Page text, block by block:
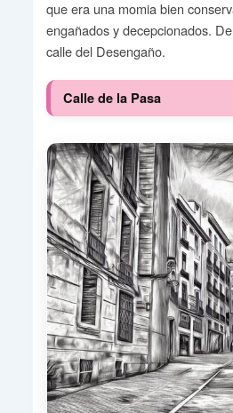
que era una momia bien
engañados y decepcionados.
calle del Desengaño.
Calle de la Pasa